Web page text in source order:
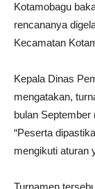
Kotamobagu
rencananya
Kecamatan
Kepala Dinas
mengatakan,
bulan
“Peserta
mengikuti aturan
Turnamen